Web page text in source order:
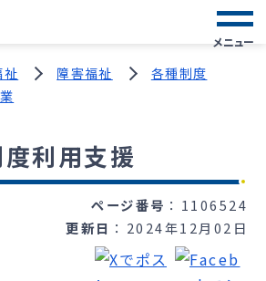
メニュー
祉 障害福祉
各種制度
利用支援
ページ番号
1106524
更新日
2024年12月02日